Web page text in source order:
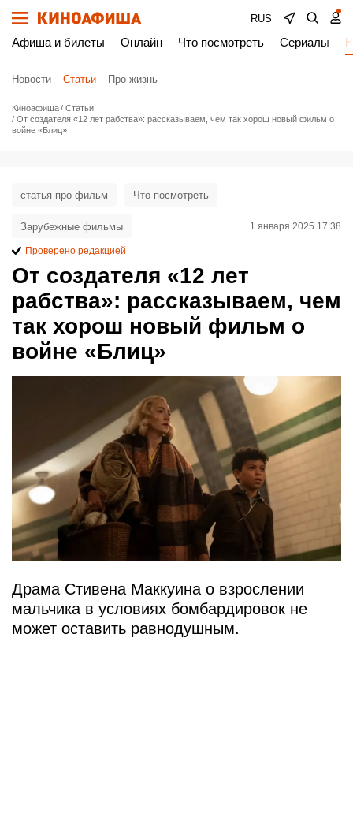
RUS
Афиша и билеты Онлайн Что посмотреть Сериалы
Новости Статьи Про жизнь
Киноафиша
Статьи
От создателя «12 лет рабства»: рассказываем, чем так хорош новый фильм о
войне «Блиц»
От создателя «12 лет
рабства»: рассказываем, чем
так хорош новый фильм о
войне «Блиц»
статья про фильм Что посмотреть
Зарубежные фильмы 1 января 2025 17:38
Проверено редакцией
Драма Стивена Маккуина о взрослении
мальчика в условиях бомбардировок не
может оставить равнодушным.